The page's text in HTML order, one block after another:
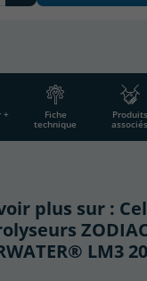
+ Fiche
technique
Produits
associés
plus sur :
LM3